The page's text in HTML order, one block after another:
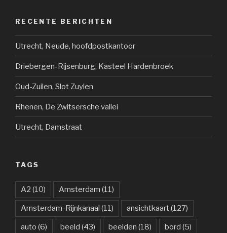
RECENTE BERICHTEN
Utrecht, Neude, hoofdpostkantoor
Driebergen-Rijsenburg, Kasteel Hardenbroek
Oud-Zuilen, Slot Zuylen
Rhenen, De Zwitsersche vallei
Utrecht, Damstraat
TAGS
A2 (10) Amsterdam (11)
Amsterdam-Rijnkanaal (11) ansichtkaart(127)
auto (6) beeld (43) beelden (18) bord (5)